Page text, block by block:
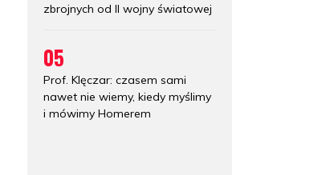
zbrojnych od II wojny światowej
05
Prof. Klęczar: czasem sami
nawet nie wiemy, kiedy myślimy
i mówimy Homerem